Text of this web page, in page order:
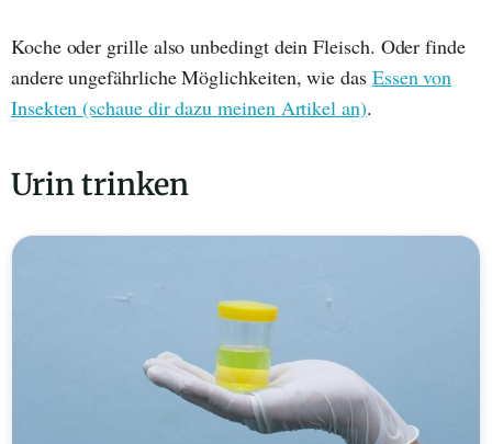
Koche oder grille also unbedingt dein Fleisch. Oder finde
andere ungefährliche Möglichkeiten, wie das Essen von
Insekten (schaue dir dazu meinen Artikel an).
Urin trinken